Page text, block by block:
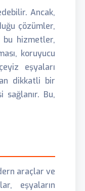
Ancak,
çözümler,
bu hizmetler,
koruyucu
eşyaları
dikkatli bir
sağlanır. Bu,
araçlar ve
eşyaların